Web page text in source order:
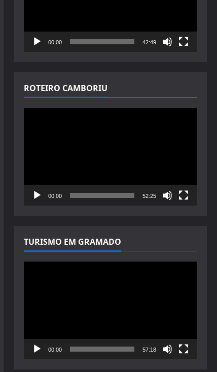
00:00 42:49
ROTEIRO CAMBORIU
00:00 52:25
TURISMO EM GRAMADO
00:00 57:18